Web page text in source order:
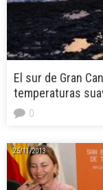
El sur de Gran
temperaturas
0
25/11/2013